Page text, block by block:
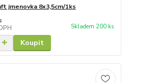
jmenovka 8x3,5cm/1ks
Skladem 200 ks
Koupit